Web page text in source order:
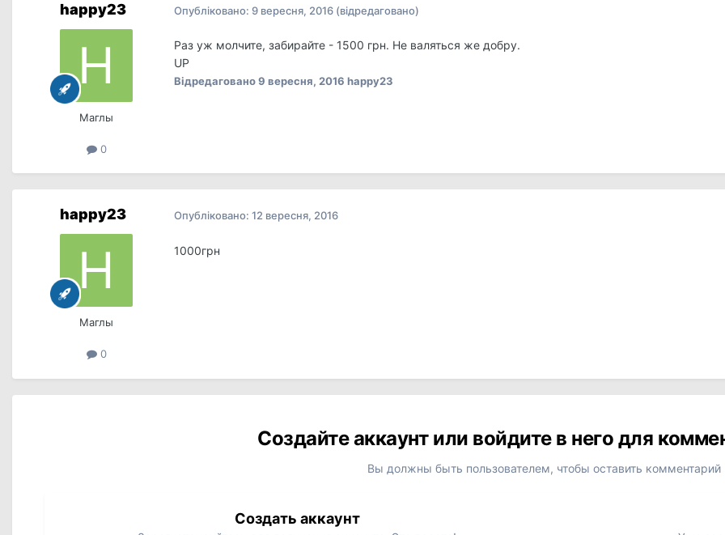
happy23
Маглы
0
Опубліковано: 9 вересня, 2016 (відредаговано)
Раз уж молчите, забирайте - 1500 грн. Не валяться же добру.
UP
Відредаговано9 вересня, 2016 happy23
happy23
Маглы
0
Опубліковано: 12 вересня, 2016
1000грн
Создайте аккаунт или войдите в него для
Вы должны быть пользователем, чтобы оставить комментарий
Создать аккаунт